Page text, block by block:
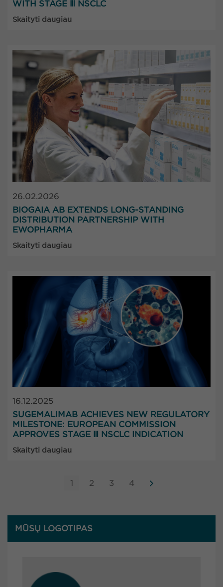
MŪSŲ LOGOTIPAS
WITH STAGE Ⅲ NSCLC
Skaityti daugiau
26.02.2026
BIOGAIA AB EXTENDS LONG-STANDING
DISTRIBUTION PARTNERSHIP WITH
EWOPHARMA
Skaityti daugiau
16.12.2025
SUGEMALIMAB ACHIEVES NEW REGULATORY
MILESTONE: EUROPEAN COMMISSION
APPROVES STAGE Ⅲ NSCLC INDICATION
Skaityti daugiau
1 2 3 4